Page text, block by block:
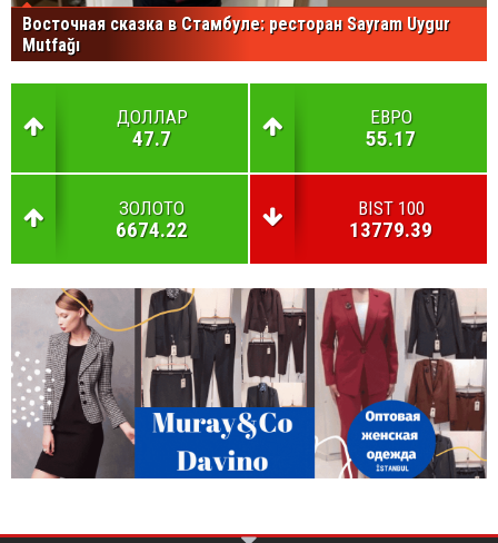
Восточная сказка в Стамбуле: ресторан Sayram Uygur
Mutfağı
ДОЛЛАР
47.7
ЕВРО
55.17
ЗОЛОТО
6674.22
BIST 100
13779.39